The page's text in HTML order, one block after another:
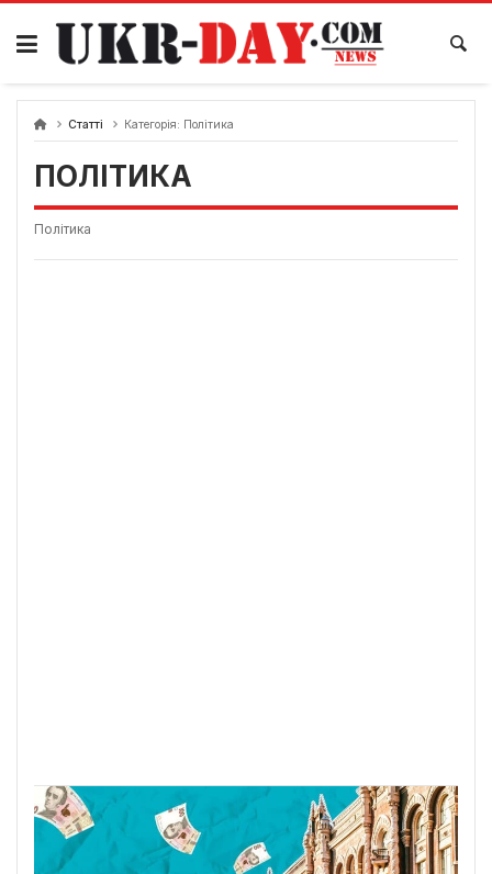
Перейти
вмісту
Статті Категорія: Політика
ПОЛІТИКА
Політика